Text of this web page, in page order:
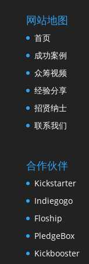
网站地图
首页
成功案例
众筹视频
经验分享
招贤纳士
联系我们
合作伙伴
Kickstarter
Indiegogo
Floship
PledgeBox
Kickbooster